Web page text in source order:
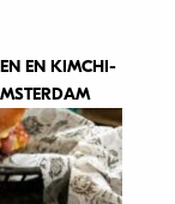
EN KIMCHI-